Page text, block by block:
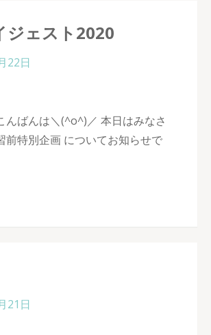
ジェスト2020
22日
んばんは＼(^o^)／ 本日はみなさ
前特別企画 についてお知らせで
21日